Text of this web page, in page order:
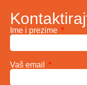
Ime i prezime
Vaš email